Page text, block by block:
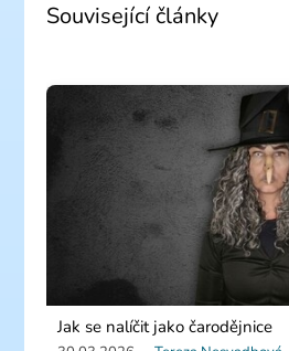
Související články
Jak se nalíčit jako čarodějnice